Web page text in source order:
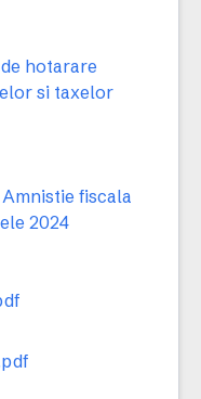
hotarare
si taxelor
fiscala
2024